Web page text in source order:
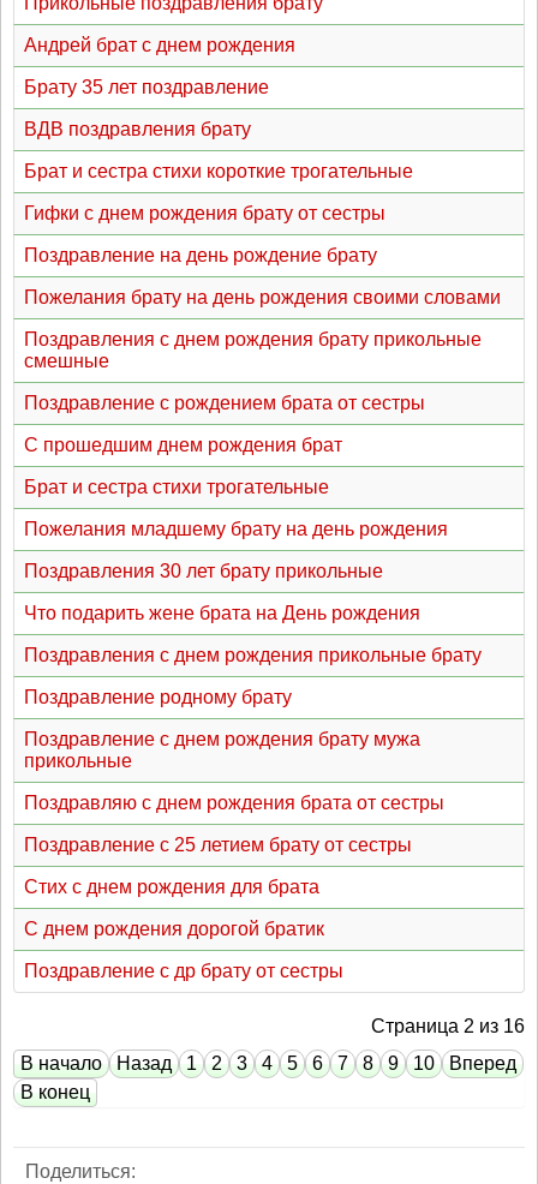
Андрей брат с днем рождения
Брату 35 лет поздравление
ВДВ поздравления брату
Брат и сестра стихи короткие трогательные
Гифки с днем рождения брату от сестры
Поздравление на день рождение брату
Пожелания брату на день рождения своими словами
Поздравления с днем рождения брату прикольные
смешные
Поздравление с рождением брата от сестры
С прошедшим днем рождения брат
Брат и сестра стихи трогательные
Пожелания младшему брату на день рождения
Поздравления 30 лет брату прикольные
Что подарить жене брата на День рождения
Поздравления с днем рождения прикольные брату
Поздравление родному брату
Поздравление с днем рождения брату мужа
прикольные
Поздравляю с днем рождения брата от сестры
Поздравление с 25 летием брату от сестры
Стих с днем рождения для брата
С днем рождения дорогой братик
Поздравление с др брату от сестры
Страница 2 из 16
В начало
Назад 1 2 3 4 5 6 7 8 9 10
Вперед
В конец
Поделиться: